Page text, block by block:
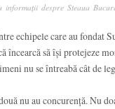
despre Steaua
echipele care au fondat
încearcă să își protejeze
nu se întreabă cât de
nu au concurență. Nu